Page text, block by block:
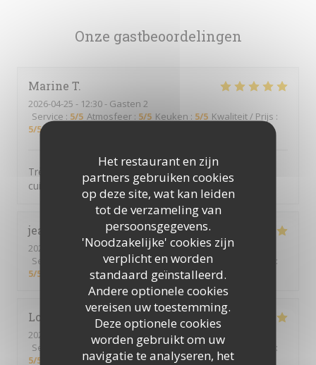
Het restaurant en zijn
partners gebruiken cookies
op deze site, wat kan leiden
tot de verzameling van
persoonsgegevens.
'Noodzakelijke' cookies zijn
verplicht en worden
standaard geïnstalleerd.
Andere optionele cookies
vereisen uw toestemming.
Deze optionele cookies
worden gebruikt om uw
navigatie te analyseren, het
Onze gastbeoordelingen
Marine T
2026-04-25 - 12:30 - Gasten 2
Service : 5/5 Atmosfeer : 5/5 Keuken : 5/5 Kwaliteit / Prijs :
5/5
Très bon restaurant avec un super concept et une
cuisine de suer qualité !!
jean christophe ou philippeG
2026-04-18
- 12:00 - Gasten 3
Service
Atmosfeer:5/5 Keuken:5/5 Kwaliteit / Prijs
:
5/5
Loïc
2026-03-27
- 20:00 - Gasten 2
Service
Atmosfeer: 5/5 Keuken:5/5 Kwaliteit / Prijs
:
5/5